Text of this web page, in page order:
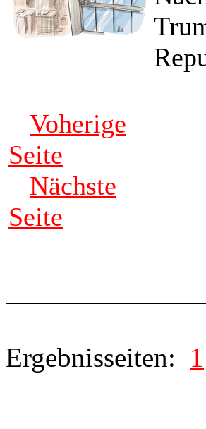
Voherige
Seite
Nächste
Seite
Ergebnisseiten: 1